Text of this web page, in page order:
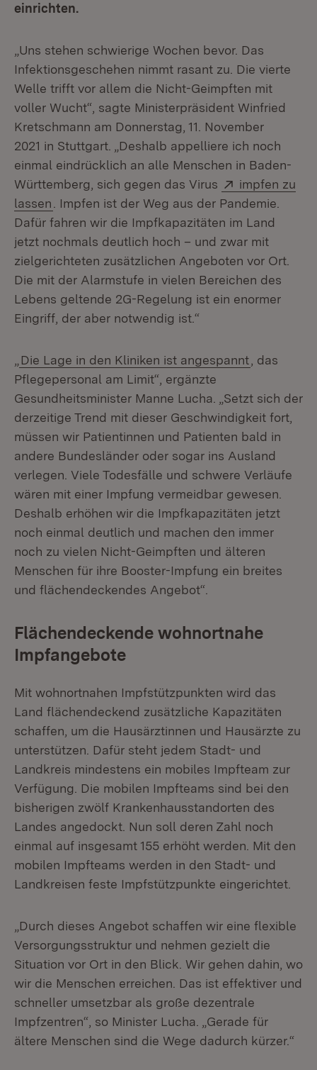
einrichten.
„Uns stehen schwierige Wochen bevor. Das
Infektionsgeschehen nimmt rasant zu. Die vierte
Welle trifft vor allem die Nicht-Geimpften mit
voller Wucht“, sagte Ministerpräsident Winfried
Kretschmann am Donnerstag, 11. November
2021 in Stuttgart. „Deshalb appelliere ich noch
einmal eindrücklich an alle Menschen in Baden-
Württemberg, sich gegen das Virus
Extern:
impfen zu
lassen (Öffnet in neuem Fenster)
. Impfen ist der Weg aus der Pandemie.
Dafür fahren wir die Impfkapazitäten im Land
jetzt nochmals deutlich hoch – und zwar mit
zielgerichteten zusätzlichen Angeboten vor Ort.
Die mit der Alarmstufe in vielen Bereichen des
Lebens geltende 2G-Regelung ist ein enormer
Eingriff, der aber notwendig ist.“
Die Lage in den Kliniken ist angespannt , das
Pflegepersonal am Limit“, ergänzte
Gesundheitsminister Manne Lucha. „Setzt sich der
derzeitige Trend mit dieser Geschwindigkeit fort,
müssen wir Patientinnen und Patienten bald in
andere Bundesländer oder sogar ins Ausland
verlegen. Viele Todesfälle und schwere Verläufe
wären mit einer Impfung vermeidbar gewesen.
Deshalb erhöhen wir die Impfkapazitäten jetzt
noch einmal deutlich und machen den immer
noch zu vielen Nicht-Geimpften und älteren
Menschen für ihre Booster-Impfung ein breites
und flächendeckendes Angebot“.
Flächendeckende wohnortnahe
Impfangebote
Mit wohnortnahen Impfstützpunkten wird das
Land flächendeckend zusätzliche Kapazitäten
schaffen, um die Hausärztinnen und Hausärzte zu
unterstützen. Dafür steht jedem Stadt- und
Landkreis mindestens ein mobiles Impfteam zur
Verfügung. Die mobilen Impfteams sind bei den
bisherigen zwölf Krankenhausstandorten des
Landes angedockt. Nun soll deren Zahl noch
einmal auf insgesamt 155 erhöht werden. Mit den
mobilen Impfteams werden in den Stadt- und
Landkreisen feste Impfstützpunkte eingerichtet.
„Durch dieses Angebot schaffen wir eine flexible
Versorgungsstruktur und nehmen gezielt die
Situation vor Ort in den Blick. Wir gehen dahin, wo
wir die Menschen erreichen. Das ist effektiver und
schneller umsetzbar als große dezentrale
Impfzentren“, so Minister Lucha. „Gerade für
ältere Menschen sind die Wege dadurch kürzer.“